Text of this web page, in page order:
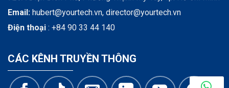
Email: hubert@yourtech.vn, director@yourtech.vn
Điện thoại : +84 90 33 44 140
CÁC KÊNH TRUYỀN THÔNG